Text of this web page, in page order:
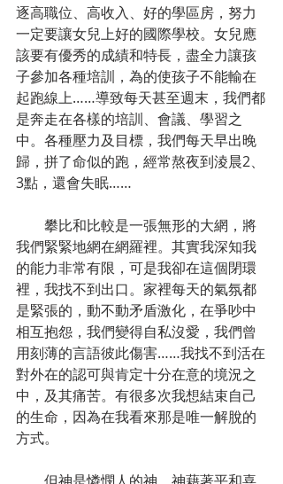
逐高職位、高收入、好的學區房，努力
一定要讓女兒上好的國際學校。女兒應
該要有優秀的成績和特長，盡全力讓孩
子參加各種培訓，為的使孩子不能輸在
起跑線上……導致每天甚至週末，我們都
是奔走在各樣的培訓、會議、學習之
中。各種壓力及目標，我們每天早出晚
歸，拼了命似的跑，經常熬夜到淩晨2、
3點，還會失眠……
我們緊緊地網在網羅裡。其實我深知我
的能力非常有限，可是我卻在這個閉環
裡，我找不到出口。家裡每天的氣氛都
是緊張的，動不動矛盾激化，在爭吵中
相互抱怨，我們變得自私沒愛，我們曾
用刻薄的言語彼此傷害……我找不到活在
對外在的認可與肯定十分在意的境況之
中，及其痛苦。有很多次我想結束自己
的生命，因為在我看來那是唯一解脫的
方式。